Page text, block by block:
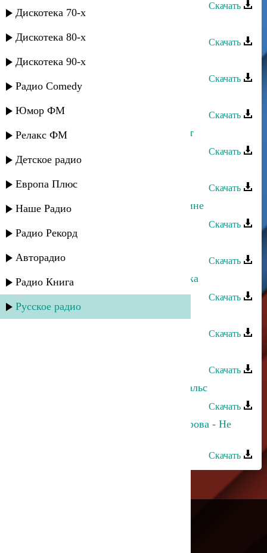
Дискотека 70-х
Дискотека 80-х
Дискотека 90-х
Радио Comedy
Юмор ФМ
Релакс ФМ
Детское радио
Европа Плюс
Наше Радио
Радио Рекорд
Авторадио
Радио Книга
Русское радио
Скачать
Скачать
Сергей Ильясафов - О любви
Скачать
Скачать
Сергей Ильясафов - Мой Хасавюрт
Скачать
Сергей Ильясафов - Марьяночка
Скачать
Сергей Ильясафов - Любовь к родине
Скачать
Сергей Ильясафов - Край родной
Скачать
Сергей Ильясафов - Еврей и казачка
Скачать
Сергей Ильясафов - Дагестан
Скачать
Скачать
Сергей Ильясафов - Аксаевский вальс
Скачать
Сергей Ильясафов и Полина Питарова - Не
Скачать